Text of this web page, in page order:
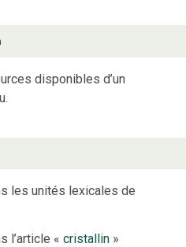
disponibles d’un
les unités lexicales de
l’article « cristallin»